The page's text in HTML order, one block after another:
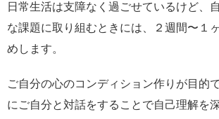
日常生活は支障なく過ごせているけど、
な課題に取り組むときには、２週間〜１
めします。
ご自分の心のコンディション作りが目的
にご自分と対話をすることで自己理解を